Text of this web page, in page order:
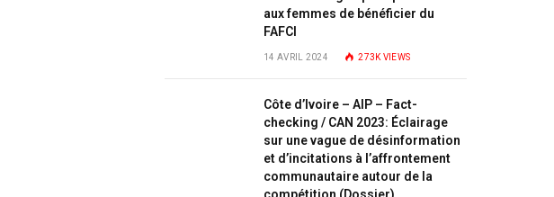
aux femmes de bénéficier du
FAFCI
14 AVRIL 2024 273K VIEWS
Côte d’Ivoire – AIP – Fact-
checking / CAN 2023: Éclairage
sur une vague de désinformation
et d’incitations à l’affrontement
communautaire autour de la